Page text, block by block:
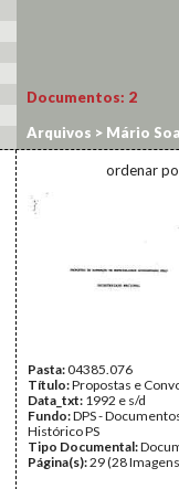
Documentos: 2
Arquivos > Mário
ordenar
Pasta:04385.076
Título:Propostas e
Data_txt: 1992 e s/d
Fundo:DPS -
Histórico PS
Tipo Documental:
Página(s):29 (28